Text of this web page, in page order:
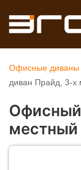
Офисные диваны
диван Прайд, 3-х
местный